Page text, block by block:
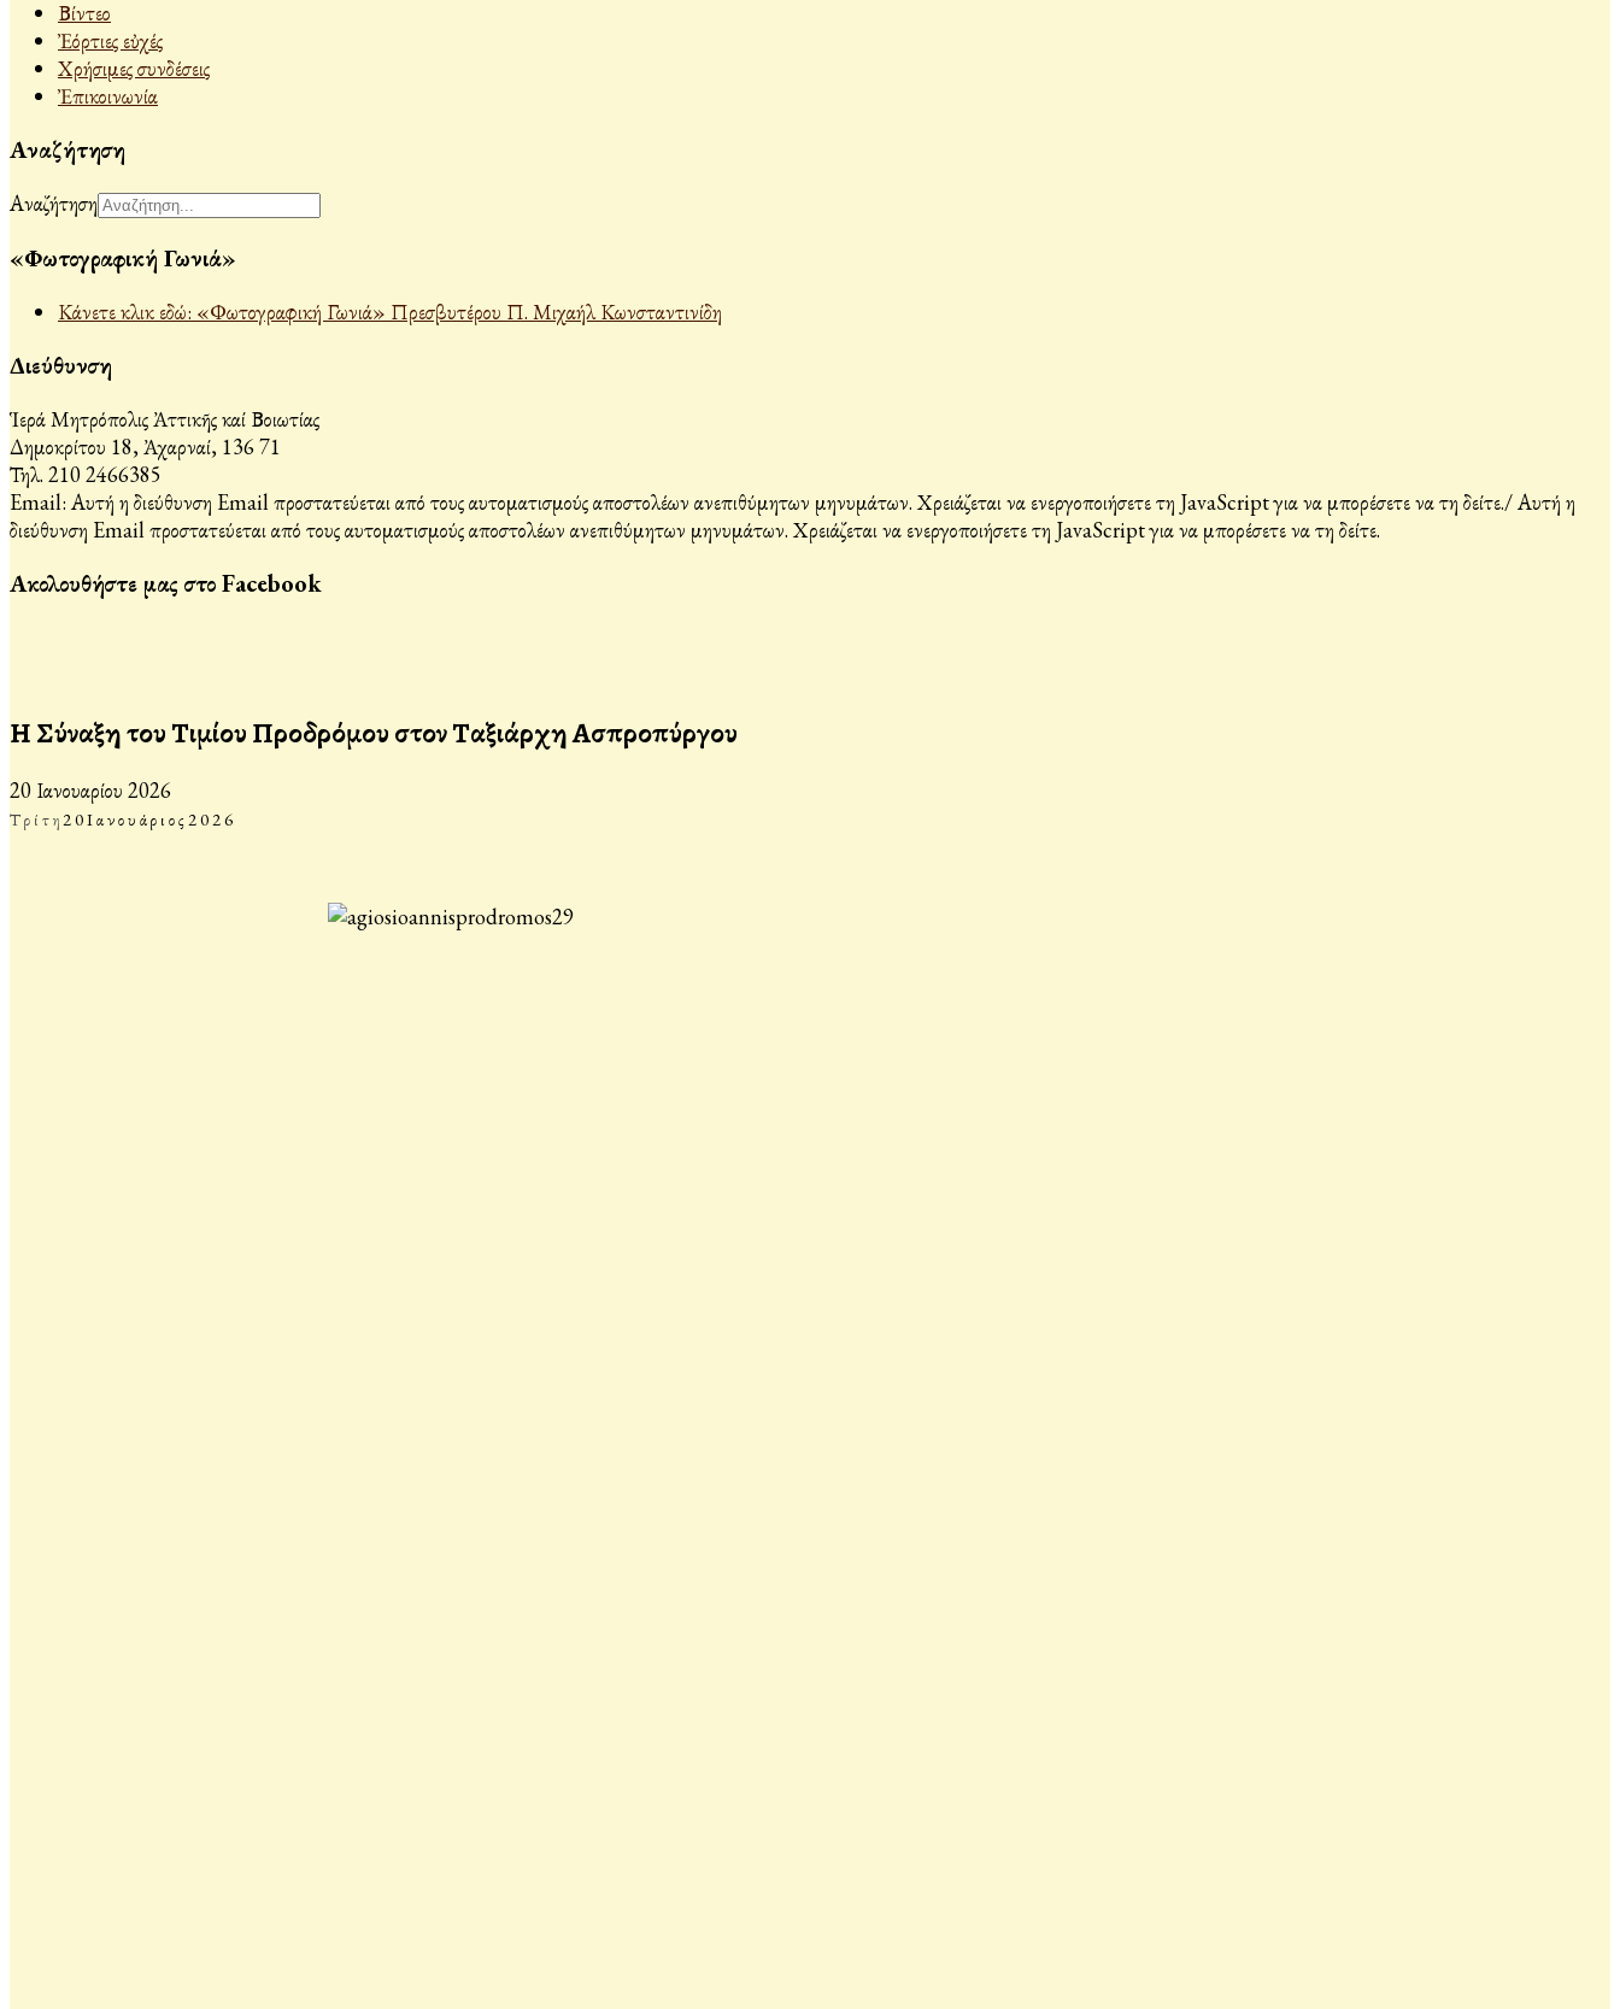
Βίντεο
Ἐόρτιες εὐχές
Χρήσιμες συνδέσεις
Ἐπικοινωνία
Αναζήτηση
Αναζήτηση
«Φωτογραφική Γωνιά»
Κάνετε κλικ εδώ: «Φωτογραφική Γωνιά» Πρεσβυτέρου Π. Μιχαήλ Κωνσταντινίδη
Διεύθυνση
Ἱερά Μητρόπολις Ἀττικῆς καί Βοιωτίας
Δημοκρίτου 18, Ἀχαρναί, 136 71
Τηλ. 210 2466385
Email: Αυτή η διεύθυνση Email προστατεύεται από τους αυτοματισμούς αποστολέων ανεπιθύμητων μηνυμάτων. Χρειάζεται να ενεργοποιήσετε τη JavaScript για να μπορέσετε να τη δείτε./Αυτή η
διεύθυνση Email προστατεύεται από τους αυτοματισμούς αποστολέων ανεπιθύμητων μηνυμάτων. Χρειάζεται να ενεργοποιήσετε τη JavaScript για να μπορέσετε να τη δείτε.
Ακολουθήστε μας στο Facebook
Η Σύναξη του Τιμίου Προδρόμου στον Ταξιάρχη Ασπροπύργου
20 Ιανουαρίου 2026
Τρίτη20Ιανουάριος2026